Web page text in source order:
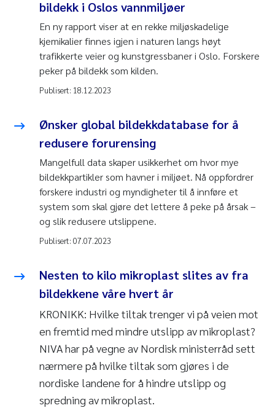
bildekk i Oslos vannmiljøer
En ny rapport viser at en rekke miljøskadelige
kjemikalier finnes igjen i naturen langs høyt
trafikkerte veier og kunstgressbaner i Oslo. Forskere
peker på bildekk som kilden.
Publisert: 18.12.2023
Ønsker global bildekkdatabase for å
redusere forurensing
Mangelfull data skaper usikkerhet om hvor mye
bildekkpartikler som havner i miljøet. Nå oppfordrer
forskere industri og myndigheter til å innføre et
system som skal gjøre det lettere å peke på årsak –
og slik redusere utslippene.
Publisert: 07.07.2023
Nesten to kilo mikroplast slites av fra
bildekkene våre hvert år
KRONIKK: Hvilke tiltak trenger vi på veien mot
en fremtid med mindre utslipp av mikroplast?
NIVA har på vegne av Nordisk ministerråd sett
nærmere på hvilke tiltak som gjøres i de
nordiske landene for å hindre utslipp og
spredning av mikroplast.